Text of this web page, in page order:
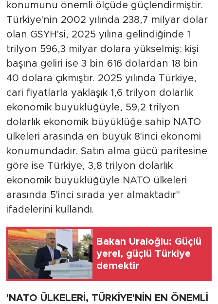
konumunu önemli ölçüde güçlendirmiştir.
Türkiye'nin 2002 yılında 238,7 milyar dolar
olan GSYH'si, 2025 yılına gelindiğinde 1
trilyon 596,3 milyar dolara yükselmiş; kişi
başına geliri ise 3 bin 616 dolardan 18 bin
40 dolara çıkmıştır. 2025 yılında Türkiye,
cari fiyatlarla yaklaşık 1,6 trilyon dolarlık
ekonomik büyüklüğüyle, 59,2 trilyon
dolarlık ekonomik büyüklüğe sahip NATO
ülkeleri arasında en büyük 8'inci ekonomi
konumundadır. Satın alma gücü paritesine
göre ise Türkiye, 3,8 trilyon dolarlık
ekonomik büyüklüğüyle NATO ülkeleri
arasında 5'inci sırada yer almaktadır"
ifadelerini kullandı.
Bakan Uraloğlu: Güçlü
yerel, güçlü Türkiye
demektir
'NATO ÜLKELERİ, TÜRKİYE'NİN EN ÖNEMLİ